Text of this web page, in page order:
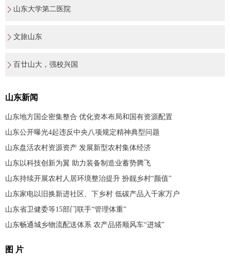
山东大学第二医院
文旅山东
百廿山大，强校兴国
山东新闻
山东地方国企密集整合 优化资本布局和国有资源配置
山东公开曝光4起违反中央八项规定精神典型问题
山东盘活农村资源资产 发展新型农村集体经济
山东以科技创新为翼 助力装备制造业蓄势腾飞
山东持续开展农村人居环境整治提升 扮靓乡村“颜值”
山东家电以旧换新进社区、下乡村 低碳产品入千家万户
山东省卫健委等15部门联手“管理体重”
山东畅通城乡物流配送体系 农产品搭顺风车“进城”
图 片